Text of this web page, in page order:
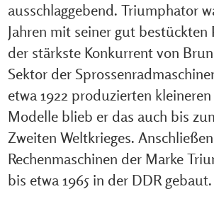
ausschlaggebend. Triumphator
Jahren mit seiner gut
der stärkste Konkurrent von
Sektor der
etwa 1922 produzierten
Modelle blieb er das auch bis
Zweiten Weltkrieges.
Rechenmaschinen der Marke
bis etwa 1965 in der DDR gebaut.